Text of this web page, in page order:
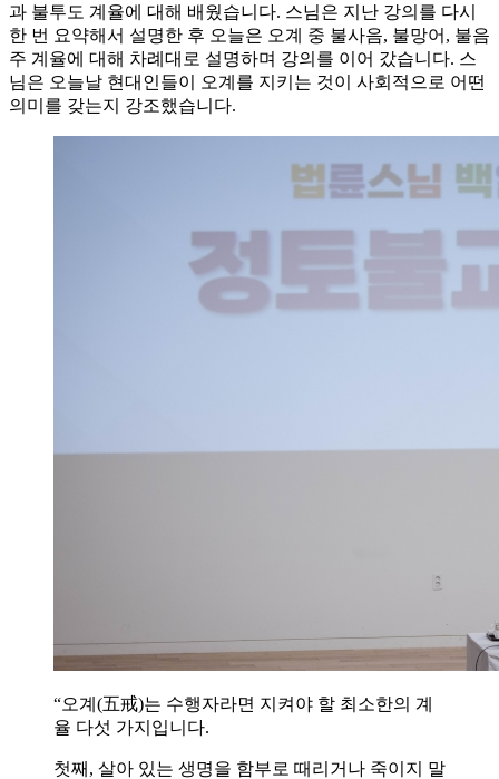
과 불투도 계율에 대해 배웠습니다. 스님은 지난 강의를 다시
한 번 요약해서 설명한 후 오늘은 오계 중 불사음, 불망어, 불음
주 계율에 대해 차례대로 설명하며 강의를 이어 갔습니다. 스
님은 오늘날 현대인들이 오계를 지키는 것이 사회적으로 어떤
의미를 갖는지 강조했습니다.
“오계(五戒)는 수행자라면 지켜야 할 최소한의 계
율 다섯 가지입니다.
첫째, 살아 있는 생명을 함부로 때리거나 죽이지 말